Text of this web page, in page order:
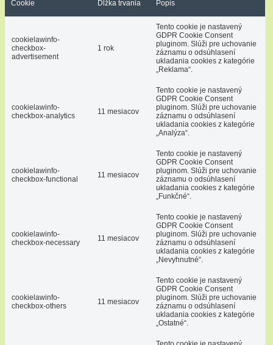
Cookie Dĺžka trvania Popis
cookielawinfo-
checkbox-
advertisement
1 rok
Tento cookie je nastavený
GDPR Cookie Consent
pluginom. Slúži pre uchovanie
záznamu o odsúhlasení
ukladania cookies z kategórie
„Reklama“.
cookielawinfo-
checkbox-analytics
11 mesiacov
Tento cookie je nastavený
GDPR Cookie Consent
pluginom. Slúži pre uchovanie
záznamu o odsúhlasení
ukladania cookies z kategórie
„Analýza“.
cookielawinfo-
checkbox-functional
11 mesiacov
Tento cookie je nastavený
GDPR Cookie Consent
pluginom. Slúži pre uchovanie
záznamu o odsúhlasení
ukladania cookies z kategórie
„Funkčné“.
cookielawinfo-
checkbox-necessary
11 mesiacov
Tento cookie je nastavený
GDPR Cookie Consent
pluginom. Slúži pre uchovanie
záznamu o odsúhlasení
ukladania cookies z kategórie
„Nevyhnutné“.
cookielawinfo-
checkbox-others
11 mesiacov
Tento cookie je nastavený
GDPR Cookie Consent
pluginom. Slúži pre uchovanie
záznamu o odsúhlasení
ukladania cookies z kategórie
„Ostatné“.